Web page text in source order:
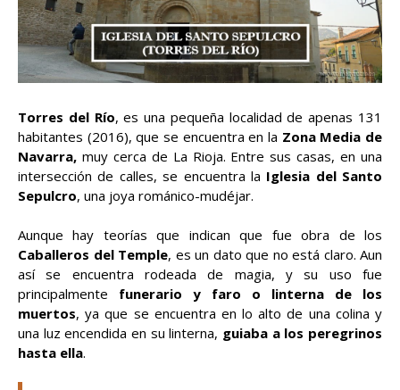
Torres del Río, es una pequeña localidad de apenas 131
habitantes (2016), que se encuentra en la Zona Media de
Navarra, muy cerca de La Rioja. Entre sus casas, en una
intersección de calles, se encuentra la Iglesia del Santo
Sepulcro, una joya románico-mudéjar.
Aunque hay teorías que indican que fue obra de los
Caballeros del Temple, es un dato que no está claro. Aun
así se encuentra rodeada de magia, y su uso fue
principalmente funerario y faro o linterna de los
muertos, ya que se encuentra en lo alto de una colina y
una luz encendida en su linterna, guiaba a los peregrinos
hasta ella.